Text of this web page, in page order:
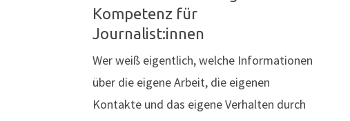
Kompetenz für
Journalist:innen
Wer weiß eigentlich, welche Informationen
über die eigene Arbeit, die eigenen
Kontakte und das eigene Verhalten durch